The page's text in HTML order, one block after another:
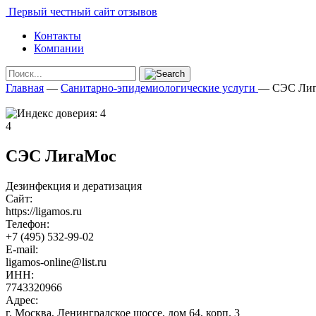
Первый честный сайт отзывов
Контакты
Компании
Главная — Санитарно-эпидемиологические услуги — СЭС
4
СЭС ЛигаМос
Дезинфекция и дератизация
Сайт:
https://ligamos.ru
Телефон:
+7 (495) 532-99-02
E-mail:
ligamos-online@list.ru
ИНН:
7743320966
Адрес:
г. Москва, Ленинградское шоссе, дом 64, корп. 3